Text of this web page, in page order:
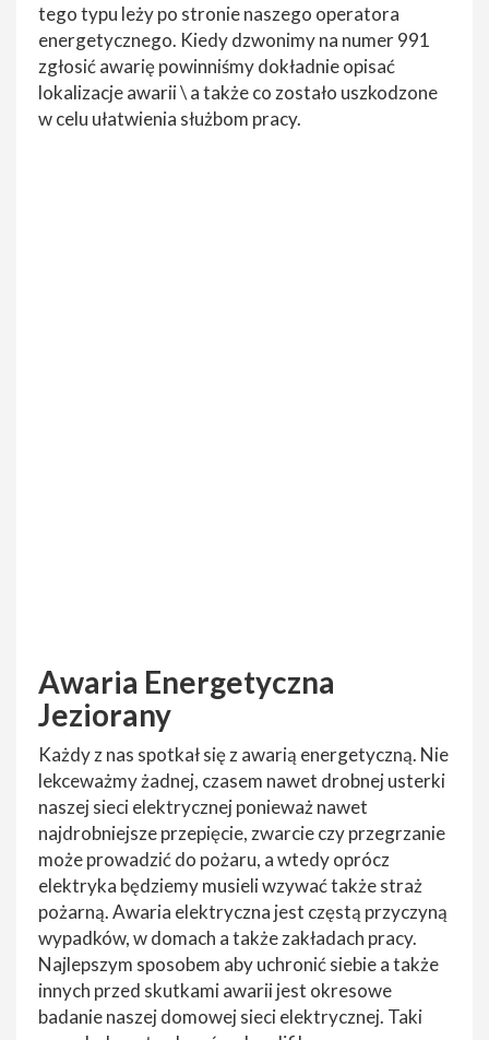
tego typu leży po stronie naszego operatora
energetycznego. Kiedy dzwonimy na numer 991
zgłosić awarię powinniśmy dokładnie opisać
lokalizacje awarii \ a także co zostało uszkodzone
w celu ułatwienia służbom pracy.
Awaria Energetyczna
Jeziorany
Każdy z nas spotkał się z awarią energetyczną. Nie
lekceważmy żadnej, czasem nawet drobnej usterki
naszej sieci elektrycznej ponieważ nawet
najdrobniejsze przepięcie, zwarcie czy przegrzanie
może prowadzić do pożaru, a wtedy oprócz
elektryka będziemy musieli wzywać także straż
pożarną. Awaria elektryczna jest częstą przyczyną
wypadków, w domach a także zakładach pracy.
Najlepszym sposobem aby uchronić siebie a także
innych przed skutkami awarii jest okresowe
badanie naszej domowej sieci elektrycznej. Taki